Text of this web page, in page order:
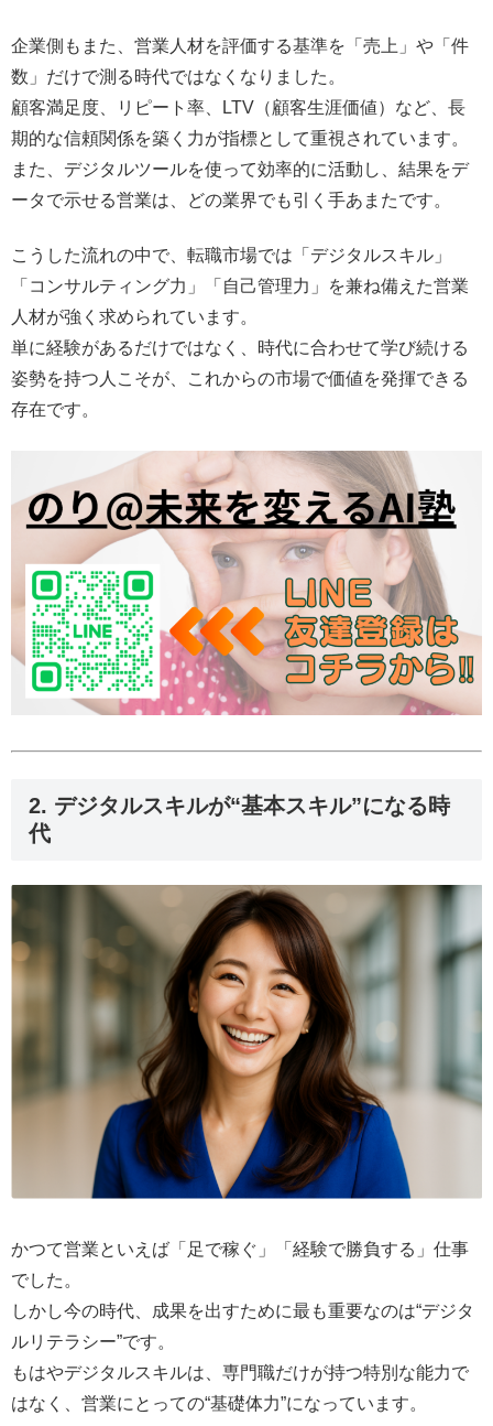
企業側もまた、営業人材を評価する基準を「売上」や「件
数」だけで測る時代ではなくなりました。
顧客満足度、リピート率、LTV（顧客生涯価値）など、長
期的な信頼関係を築く力が指標として重視されています。
また、デジタルツールを使って効率的に活動し、結果をデ
ータで示せる営業は、どの業界でも引く手あまたです。
こうした流れの中で、転職市場では「デジタルスキル」
「コンサルティング力」「自己管理力」を兼ね備えた営業
人材が強く求められています。
単に経験があるだけではなく、時代に合わせて学び続ける
姿勢を持つ人こそが、これからの市場で価値を発揮できる
存在です。
2. デジタルスキルが“基本スキル”になる時
代
かつて営業といえば「足で稼ぐ」「経験で勝負する」仕事
でした。
しかし今の時代、成果を出すために最も重要なのは“デジタ
ルリテラシー”です。
もはやデジタルスキルは、専門職だけが持つ特別な能力で
はなく、営業にとっての“基礎体力”になっています。